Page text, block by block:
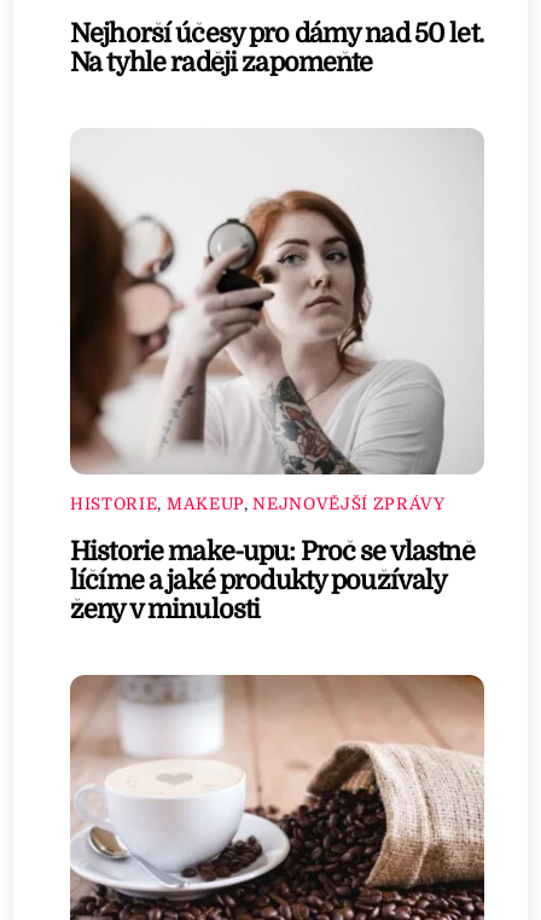
Nejhorší účesy pro dámy nad 50 let.
Na tyhle raději zapomeňte
HISTORIE, MAKEUP,NEJNOVĚJŠÍ ZPRÁVY
Historie make-upu: Proč se vlastně
líčíme a jaké produkty používaly
ženy v minulosti